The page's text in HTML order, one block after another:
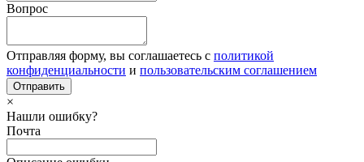
Вопрос
Отправляя форму, вы соглашаетесь с политикой
конфиденциальности и пользовательским соглашением
×
Нашли ошибку?
Почта